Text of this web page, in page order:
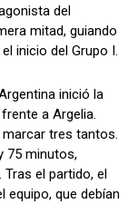
del
mitad, guiando
inicio del Grupo I.
inició la
a Argelia.
tres tantos.
75 minutos,
el partido, el
equipo, que debían